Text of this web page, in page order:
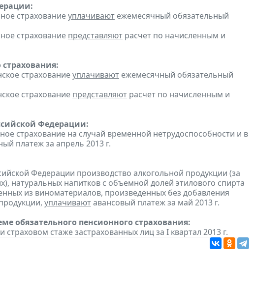
страхованиеуплачивают ежемесячный обязательный
страхование представляют расчет по начисленным и
страхованиеуплачивают ежемесячный обязательный
страхование представляют расчет по начисленным и
Федерации:
страхование на случай временной нетрудоспособности и в
платеж за апрель 2013 г.
Федерации производство алкогольной продукции (за
натуральных напитков с объемной долей этилового спирта
из виноматериалов, произведенных без добавления
уплачиваютавансовый платеж за май 2013 г.
обязательного пенсионного страхования:
страховом стаже застрахованных лиц за I квартал 2013 г.